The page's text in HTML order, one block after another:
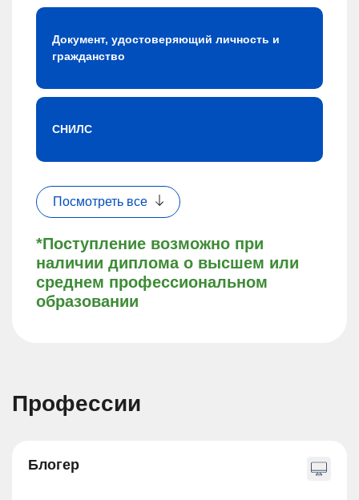
*Поступление возможно при
наличии диплома о высшем или
среднем профессиональном
образовании
Документ, удостоверяющий личность и
гражданство
СНИЛС
Посмотреть все
Профессии
Блогер